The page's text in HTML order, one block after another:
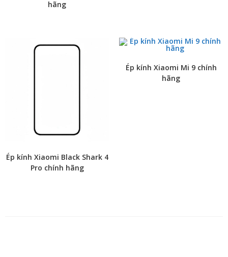
hãng
Ép kính Xiaomi Black Shark 4
Pro chính hãng
Ép kính Xiaomi Mi 9 chính
hãng